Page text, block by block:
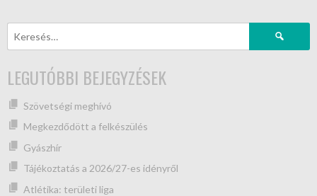
LEGUTÓBBI BEJEGYZÉSEK
Szövetségi meghívó
Megkezdődött a felkészülés
Gyászhír
Tájékoztatás a 2026/27-es idényről
Atlétika: területi liga